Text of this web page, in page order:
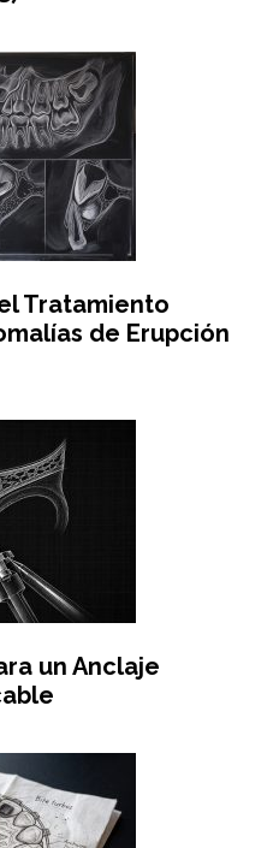
Tratamiento
de Erupción
un Anclaje